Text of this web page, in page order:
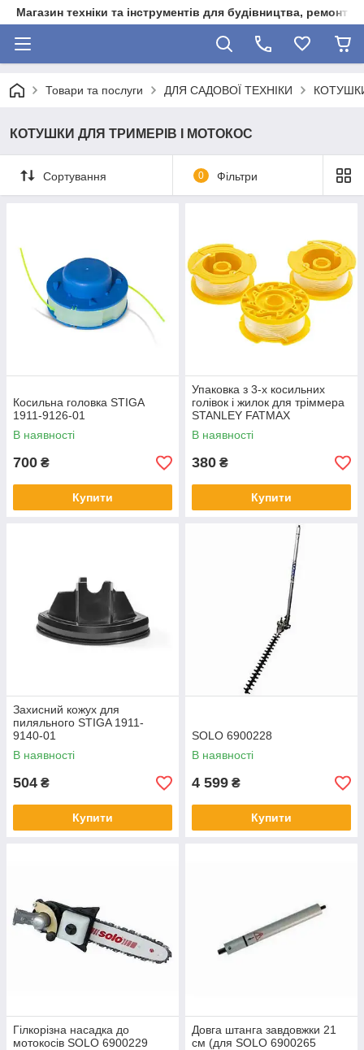
Магазин техніки та інструментів для будівництва, ремонту,
Товари та послуги ДЛЯ САДОВОЇ ТЕХНІКИ
КОТУШКИ ДЛЯ ТРИМЕРІВ І МОТОКОС
Сортування 0 Фільтри
Косильна головка STIGA
1911-9126-01
В наявності
700 ₴
Купити
Упаковка з 3-х косильних
голівок і жилок для тріммера
STANLEY FATMAX
STZST121693
В наявності
380 ₴
Купити
Захисний кожух для
пиляльного STIGA 1911-
9140-01
В наявності
504 ₴
Купити
SOLO 6900228
В наявності
4 599 ₴
Купити
Гілкорізна насадка до
мотокосів SOLO 6900229
Довга штанга завдовжки 21
см (для SOLO 6900265